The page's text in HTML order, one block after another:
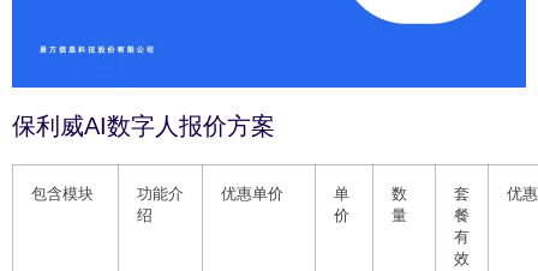
保利威AI数字人报价方案
包含模块
功能介
绍
优惠单价
单
价
数
量
套
餐
有
效
优